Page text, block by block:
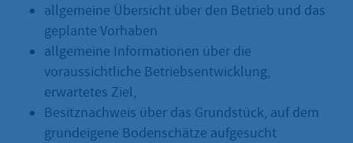
allgemeine Übersicht über den Betrieb und das
geplante Vorhaben
allgemeine Informationen über die
voraussichtliche Betriebsentwicklung,
erwartetes Ziel,
Besitznachweis über das Grundstück, auf dem
grundeigene Bodenschätze aufgesucht